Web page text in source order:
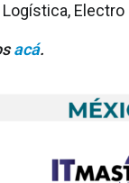
acá.